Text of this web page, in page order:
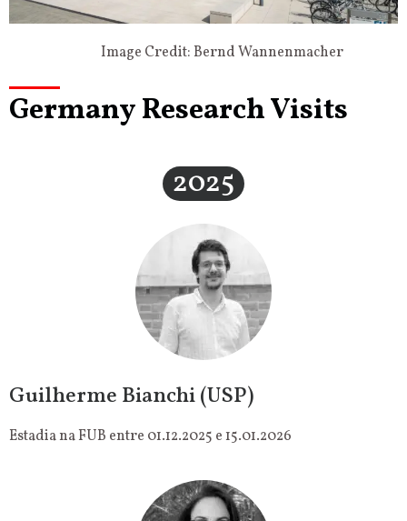
Image Credit: Bernd Wannenmacher
Germany Research Visits
2025
Guilherme Bianchi (USP)
Estadia na FUB entre 01.12.2025 e 15.01.2026